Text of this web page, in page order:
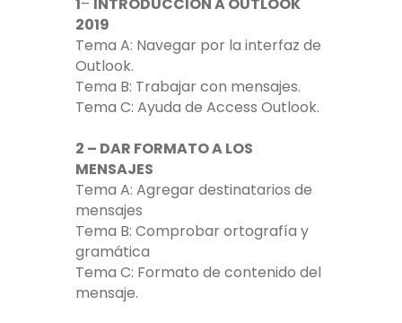
2019
Tema A: Navegar por la interfaz de
Outlook.
Tema B: Trabajar con mensajes.
Tema C: Ayuda de Access Outlook.
2 – DAR FORMATO A LOS
MENSAJES
Tema A: Agregar destinatarios de
mensajes
Tema B: Comprobar ortografía y
gramática
Tema C: Formato de contenido del
mensaje.